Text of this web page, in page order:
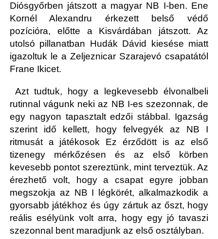
Diósgyőrben játszott a magyar NB I-ben. Ene
Kornél Alexandru érkezett belső védő
pozícióra, előtte a Kisvárdában játszott. Az
utolsó pillanatban Hudák Dávid kiesése miatt
igazoltuk le a Zeljeznicar Szarajevó csapatától
Frane Ikicet.
Azt tudtuk, hogy a legkevesebb élvonalbeli
rutinnal vágunk neki az NB I-es szezonnak, de
egy nagyon tapasztalt edzői stábbal. Igazság
szerint idő kellett, hogy felvegyék az NB I
ritmusát a játékosok Ez érződött is az első
tizenegy mérkőzésen és az első körben
kevesebb pontot szereztünk, mint terveztük. Az
érezhető volt, hogy a csapat egyre jobban
megszokja az NB I légkörét, alkalmazkodik a
gyorsabb játékhoz és úgy zártuk az őszt, hogy
reális esélyünk volt arra, hogy egy jó tavaszi
szezonnal bent maradjunk az első osztályban.